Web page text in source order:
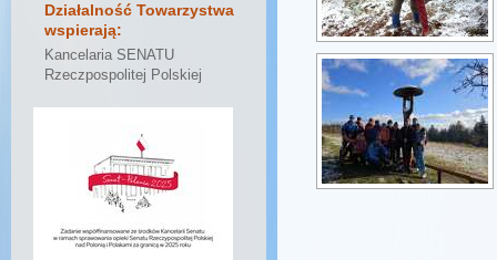
Działalność Towarzystwa
wspierają:
Kancelaria SENATU
Rzeczpospolitej Polskiej